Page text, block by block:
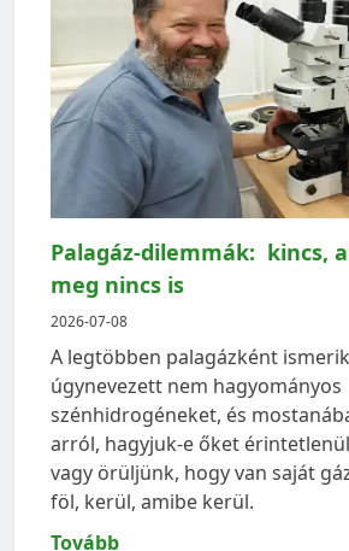
Palagáz-dilemmák: kincs,
meg nincs is
2026-07-08
A legtöbben palagázként
úgynevezett nem hagyományos
szénhidrogéneket, és
arról, hagyjuk-e őket
vagy örüljünk, hogy van saját
föl, kerül, amibe kerül.
Tovább